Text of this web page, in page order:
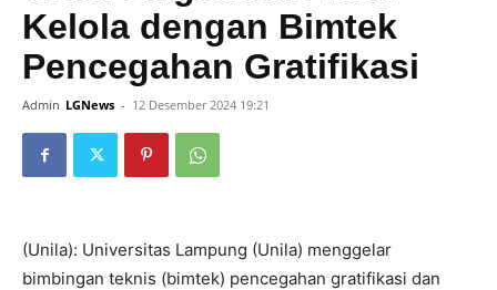
News
Kelola dengan Bimtek
Pencegahan Gratifikasi
Admin LGNews - 12 Desember 2024 19:21
(Unila): Universitas Lampung (Unila) menggelar
bimbingan teknis (bimtek) pencegahan gratifikasi dan